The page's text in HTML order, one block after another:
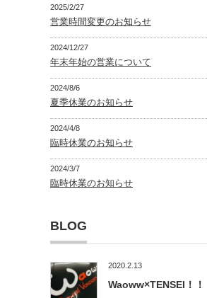
2025/2/27
営業時間変更のお知らせ
2024/12/27
年末年始の営業について
2024/8/6
夏季休業のお知らせ
2024/4/8
臨時休業のお知らせ
2024/3/7
臨時休業のお知らせ
BLOG
2020.2.13
Waoww×TENSEI！！